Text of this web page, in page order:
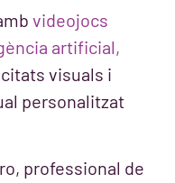
videojocs
artificial,
visuals i
personalitzat
professional de